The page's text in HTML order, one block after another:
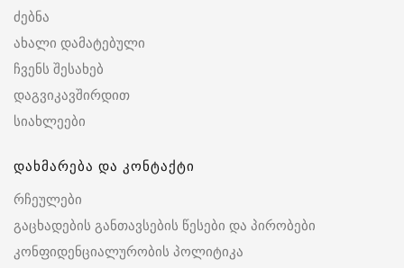
ძებნა
ახალი დამატებული
ჩვენს შესახებ
დაგვიკავშირდით
სიახლეები
დახმარება და კონტაქტი
რჩეულები
გაცხადების განთავსების წესები და პირობები
კონფიდენციალურობის პოლიტიკა